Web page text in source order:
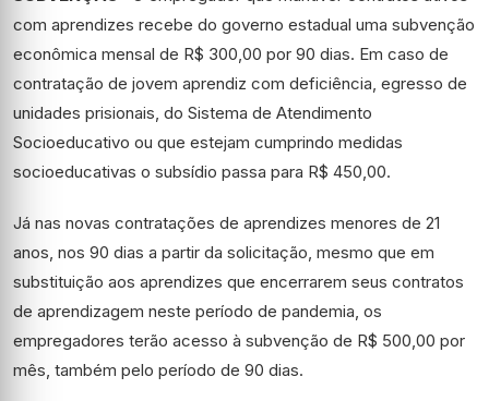
com aprendizes recebe do governo estadual uma subvenção
econômica mensal de R$ 300,00 por 90 dias. Em caso de
contratação de jovem aprendiz com deficiência, egresso de
unidades prisionais, do Sistema de Atendimento
Socioeducativo ou que estejam cumprindo medidas
socioeducativas o subsídio passa para R$ 450,00.
Já nas novas contratações de aprendizes menores de 21
anos, nos 90 dias a partir da solicitação, mesmo que em
substituição aos aprendizes que encerrarem seus contratos
de aprendizagem neste período de pandemia, os
empregadores terão acesso à subvenção de R$ 500,00 por
mês, também pelo período de 90 dias.